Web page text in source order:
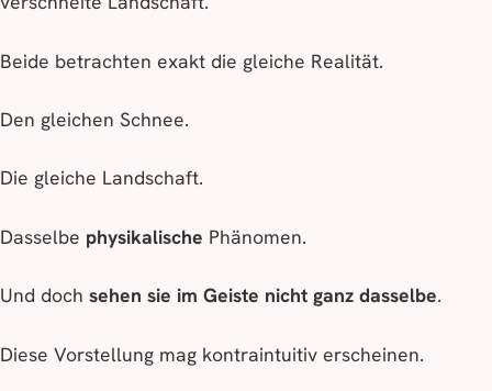
Beide betrachten exakt die gleiche Realität.
Den gleichen Schnee.
Die gleiche Landschaft.
Dasselbe physikalische Phänomen.
Und doch sehen sie im Geiste nicht ganz dasselbe.
Diese Vorstellung mag kontraintuitiv erscheinen.